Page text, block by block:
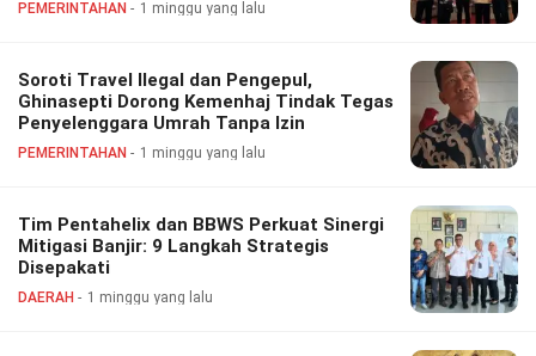
PEMERINTAHAN 1 minggu yang lalu
Soroti Travel Ilegal dan Pengepul,
Ghinasepti Dorong Kemenhaj Tindak Tegas
Penyelenggara Umrah Tanpa Izin
PEMERINTAHAN 1 minggu yang lalu
Tim Pentahelix dan BBWS Perkuat Sinergi
Mitigasi Banjir: 9 Langkah Strategis
Disepakati
DAERAH 1 minggu yang lalu